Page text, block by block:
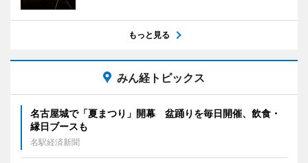
もっと見る
みん経トピックス
名古屋城で「夏まつり」開幕 盆踊りを毎日開催、飲食・
縁日ブースも
名駅経済新聞